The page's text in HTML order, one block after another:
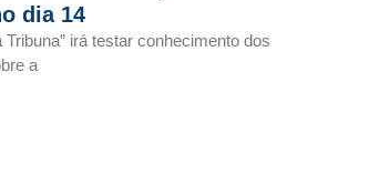
dia 14
Tribuna” irá testar conhecimento dos
a